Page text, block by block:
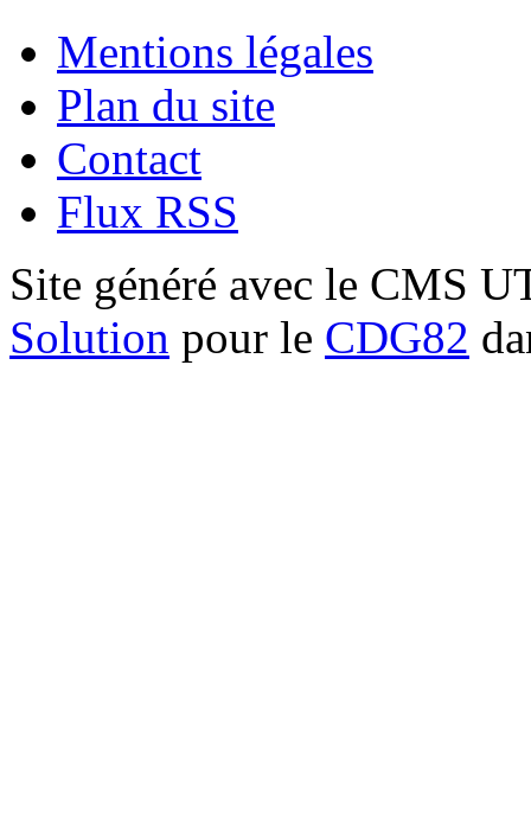
Mentions légales
Plan du site
Contact
Flux RSS
Site généré avec le CMS
Solution pour le CDG82